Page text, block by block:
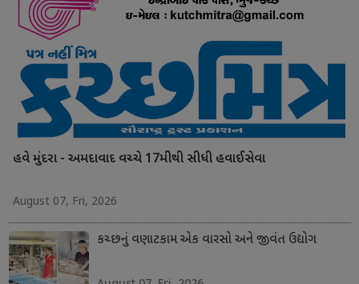
હવે મુંદરા - અમદાવાદ વચ્ચે 17મીથી સીધી હવાઈસેવા
August 07, Fri, 2026
કચ્છનું વણાટકામ એક વારસો અને જીવંત ઉદ્યોગ